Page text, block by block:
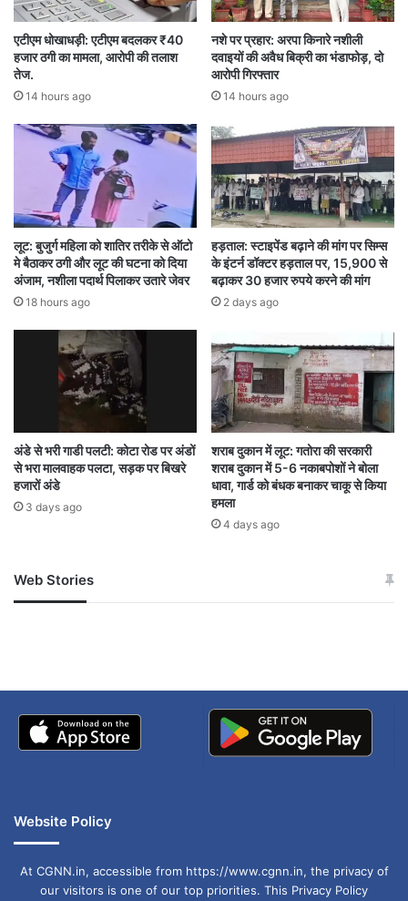
छत्तीसगढ़ बीजेपी अध्यक्ष चुनाव रायपुर/दिल्ली
एटीएम धोखाधड़ी: एटीएम बदलकर ₹40
हजार ठगी का मामला, आरोपी की तलाश
तेज.
14 hours ago
नशे पर प्रहार: अरपा किनारे नशीली
दवाइयों की अवैध बिक्री का भंडाफोड़, दो
आरोपी गिरफ्तार
14 hours ago
लूट: बुजुर्ग महिला को शातिर तरीके से ऑटो
मे बैठाकर ठगी और लूट की घटना को दिया
अंजाम, नशीला पदार्थ पिलाकर उतारे जेवर
18 hours ago
हड़ताल: स्टाइपेंड बढ़ाने की मांग पर सिम्स
के इंटर्न डॉक्टर हड़ताल पर, 15,900 से
बढ़ाकर 30 हजार रुपये करने की मांग
2 days ago
अंडे से भरी गाडी पलटी: कोटा रोड पर अंडों
से भरा मालवाहक पलटा, सड़क पर बिखरे
हजारों अंडे
3 days ago
शराब दुकान में लूट: गतोरा की सरकारी
शराब दुकान में 5-6 नकाबपोशों ने बोला
धावा, गार्ड को बंधक बनाकर चाकू से किया
हमला
4 days ago
Web Stories
जम्मू-कश्मीर में बारिश से
अपडेट
खाई में धक्का… आरोपियों ने
Website Policy
At CGNN.in, accessible from https://www.cgnn.in, the privacy of
our visitors is one of our top priorities. This Privacy Policy